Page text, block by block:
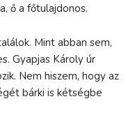
ő a főtulajdonos.
Mint abban sem,
Gyapjas Károly úr
Nem hiszem, hogy az
bárki is kétségbe